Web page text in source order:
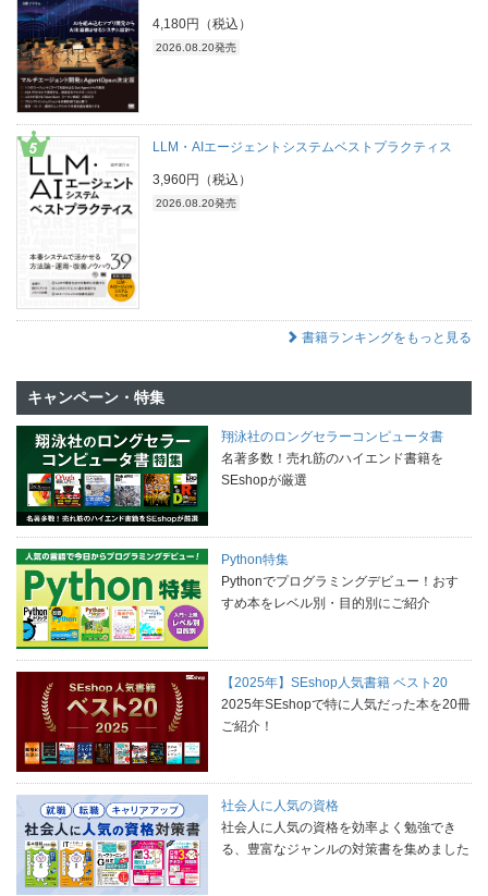
4,180円（税込）
2026.08.20発売
LLM・AIエージェントシステムベストプラクティス
3,960円（税込）
2026.08.20発売
書籍ランキングをもっと見る
キャンペーン・特集
翔泳社のロングセラーコンピュータ書
名著多数！売れ筋のハイエンド書籍を
SEshopが厳選
Python特集
Pythonでプログラミングデビュー！おす
すめ本をレベル別・目的別にご紹介
【2025年】SEshop人気書籍 ベスト20
2025年SEshopで特に人気だった本を20冊
ご紹介！
社会人に人気の資格
社会人に人気の資格を効率よく勉強でき
る、豊富なジャンルの対策書を集めました